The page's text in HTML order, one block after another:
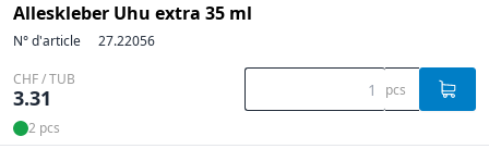
Alleskleber Uhu extra 35 ml
N° d'article 27.22056
CHF / TUB
3.31 pcs
2 pcs